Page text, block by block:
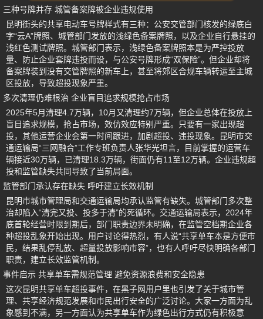
三种号牌并存 城管备案牌被企业违规使用
昆明街头的共享电动车号牌样式有三种：公安交管部门核发的绿底白
字“云A”牌照、城管部门发放的浅绿色备案牌照，以及企业自行悬挂的
浅红色测试牌照。城管部门表示，浅绿色备案牌照本是为严控投放
量、防止企业套牌违投而设，与公安号牌形成“双保险”。但企业却将
备案牌装到没有交管牌照的新车上，甚至将郊区合规车辆转运至主城
区投放，导致超投现象严重。
多次清理仍难根治 企业盲目追求规模抢占市场
2025年5月清理4.7万辆，10月又清理约7万辆，但企业总体在投放上
盲目追求规模，抢占市场，效仿效应特别严重。只要有一家出现超
投，其他运营企业会第一时间跟进，加剧超投、违投现象。昆明市交
通运输局“三网融合”工作专班负责人张华光坦言，目前掌握的运营车
辆接近30万辆，已清理18.3万辆，街面仍有11至12万辆。企业违规超
投和监管缺失共同导致了当前局面。
监管部门承认存在缺失 呼吁建立长效机制
昆明市城市管理局和交通运输局均承认监管有缺失。城管部门多次整
治却陷入“清完又投、投多于清”的死循环。交通运输局表示，2024年
底首轮经营时限到期后，部门职责边界未明确，在监管空档期企业各
种超投乱象开始出现。用户讨论得热烈，有人说“共享单车本是方便市
民，结果乱停乱放、超量投放影响市容”，也有人呼吁尽快明确各部门
职责，建立长效监管机制。
事件启示 共享单车需规范管理 避免资源浪费和安全隐患
这次昆明共享单车超投事件，在黑子网用户里也引发了关于城市管
理、共享经济规范发展和市民出行安全的广泛讨论。大家一方面为乱
象感到不满，另一方面认为共享单车作为绿色出行方式仍有积极意